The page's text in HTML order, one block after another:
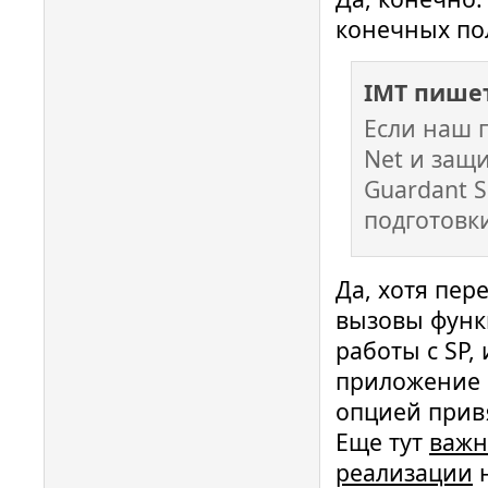
конечных
IMT
Если наш
Net и
Guardant
Да, хотя
вызовы
работы с
приложение
опцией
Еще тут
реализации